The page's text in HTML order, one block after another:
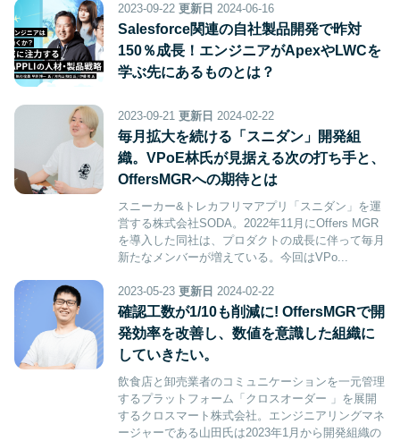
2023-09-22 更新日 2024-06-16
Salesforce関連の自社製品開発で昨対
150％成長！エンジニアがApexやLWCを
学ぶ先にあるものとは？
2023-09-21 更新日 2024-02-22
毎月拡大を続ける「スニダン」開発組
織。VPoE林氏が見据える次の打ち手と、
OffersMGRへの期待とは
スニーカー&トレカフリマアプリ「スニダン」を運
営する株式会社SODA。2022年11月にOffers MGR
を導入した同社は、プロダクトの成長に伴って毎月
新たなメンバーが増えている。今回はVPo...
2023-05-23 更新日 2024-02-22
確認工数が1/10も削減に! OffersMGRで開
発効率を改善し、数値を意識した組織に
していきたい。
飲食店と卸売業者のコミュニケーションを一元管理
するプラットフォーム「クロスオーダー 」を展開
するクロスマート株式会社。エンジニアリングマネ
ージャーである山田氏は2023年1月から開発組織の